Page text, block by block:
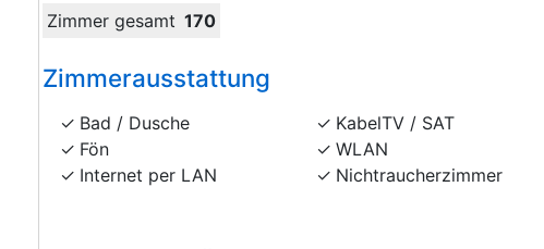
Zimmer gesamt 170
Zimmerausstattung
Bad / Dusche
Fön
Internet per LAN
KabelTV / SAT
WLAN
Nichtraucherzimmer